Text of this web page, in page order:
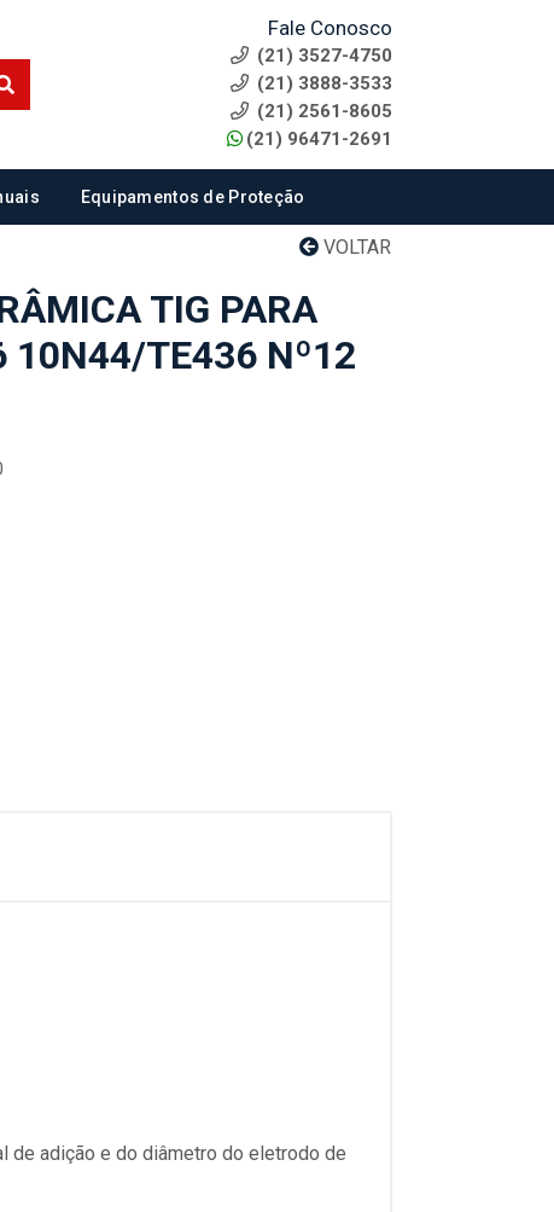
Fale Conosco
(21) 3527-4750
(21) 3888-3533
(21) 2561-8605
(21) 96471-2691
Equipamentos de Proteção
VOLTAR
TIG PARA
10N44/TE436 Nº12
de adição e do diâmetro do eletrodo de